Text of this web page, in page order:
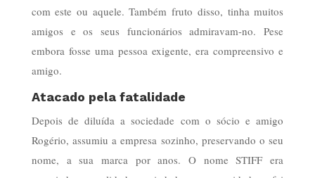
com este ou aquele. Também fruto disso, tinha muitos
amigos e os seus funcionários admiravam-no. Pese
embora fosse uma pessoa exigente, era compreensivo e
amigo.
Atacado pela fatalidade
Depois de diluída a sociedade com o sócio e amigo
Rogério, assumiu a empresa sozinho, preservando o seu
nome, a sua marca por anos. O nome STIFF era